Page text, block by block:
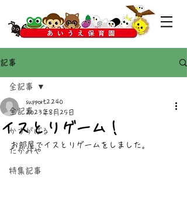
記事
全記事
かすがばる
たかみや
特集記事
全記事
イスとりゲーム！
support2240
2023年8月25日
お部屋でイスとりゲームをしました。